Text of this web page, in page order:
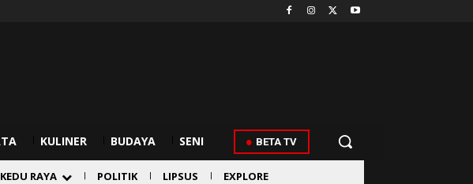
KULINER BUDAYA SENI BETA TV
KEDU RAYA POLITIK LIPSUS EXPLORE